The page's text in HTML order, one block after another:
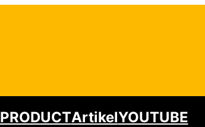
PRODUCTArtikelYOUTUBE